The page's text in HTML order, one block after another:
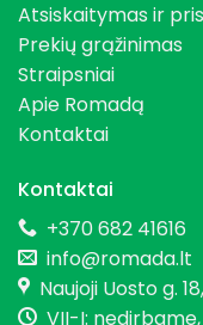
Atsiskaitymas ir
Prekių grąžinimas
Straipsniai
Apie Romadą
Kontaktai
Kontaktai
+370 682 41616
info@romada.lt
Naujoji Uosto g.
VII-I: nedirbame,